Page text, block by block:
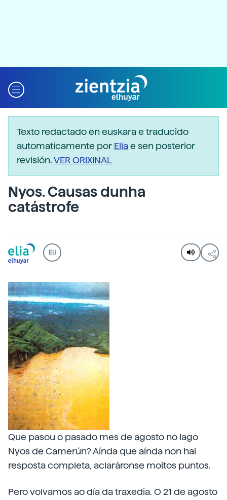
Texto redactado en euskara e traducido
automaticamente porEliae sen posterior
revisión.VER ORIXINAL
Nyos. Causas dunha
catástrofe
EU
Que pasou o pasado mes de agosto no lago
Nyos de Camerún? Aínda que aínda non hai
resposta completa, aclaráronse moitos puntos.
Pero volvamos ao día da traxedia. O 21 de agosto